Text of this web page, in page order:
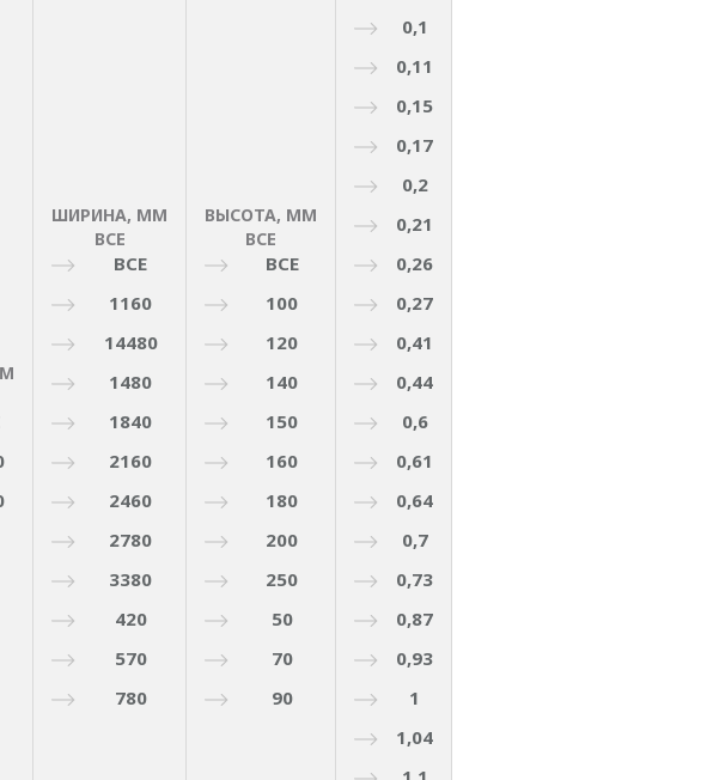
ШИРИНА, ММ
ВСЕ
ВСЕ
1160
14480
1480
1840
2160
2460
2780
3380
420
570
780
ВЫСОТА, ММ
ВСЕ
ВСЕ
100
120
140
150
160
180
200
250
50
70
90
0,1
0,11
0,15
0,17
0,2
0,21
0,26
0,27
0,41
0,44
0,6
0,61
0,64
0,7
0,73
0,87
0,93
1
1,04